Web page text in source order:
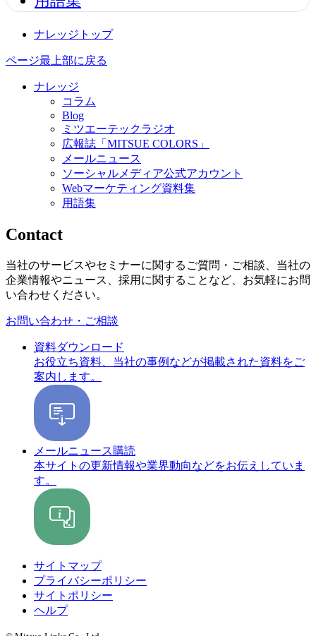
ナレッジトップ
ページ最上部に戻る
ナレッジ
コラム
Blog
ミツエーテックラジオ
広報誌「MITSUE COLORS」
メールニュース
ソーシャルメディア公式アカウント
Webマーケティング資料集
用語集
Contact
当社のサービスやセミナーに関するご質問・ご相談、当社の
企業情報やニュース、採用に関することなど、お気軽にお問
い合わせください。
お問い合わせ・ご相談
資料ダウンロード
お役立ち資料、当社の事例などが掲載された資料をご
案内します。
メールニュース購読
本サイトの更新情報や業界動向などをお伝えしていま
す。
サイトマップ
プライバシーポリシー
サイトポリシー
ヘルプ